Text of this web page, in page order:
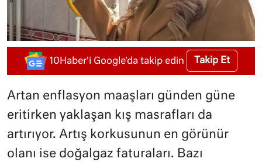
10Haber'i Google'da takip edin Takip Et
Artan enflasyon maaşları günden güne
eritirken yaklaşan kış masrafları da
artırıyor. Artış korkusunun en görünür
olanı ise doğalgaz faturaları. Bazı